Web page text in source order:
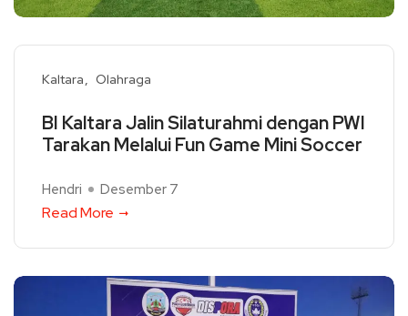
Kaltara Olahraga
BI Kaltara Jalin Silaturahmi dengan PWI
Tarakan Melalui Fun Game Mini Soccer
Hendri Desember 7
Read More